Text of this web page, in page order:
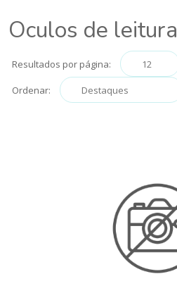
Oculos de leitura
Resultados por página:
Ordenar: